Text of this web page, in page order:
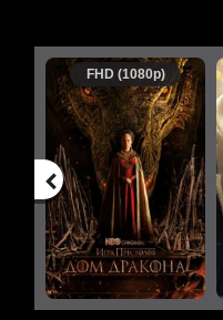
FHD (1080p)